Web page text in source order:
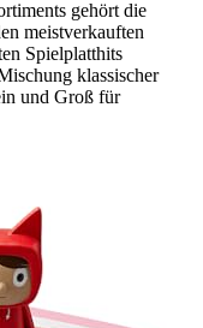
gehört die
meistverkauften
Spielplatthits
klassischer
und Groß für